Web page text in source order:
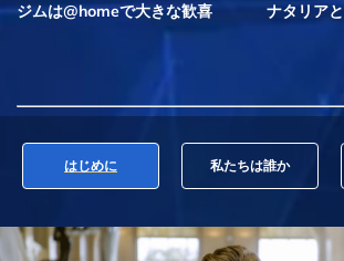
ジムは@homeで大きな歓喜 ナタリア
はじめに 私たちは誰か